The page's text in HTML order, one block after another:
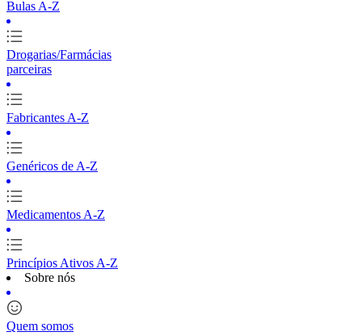
Bulas A-Z
Drogarias/Farmácias
parceiras
Fabricantes A-Z
Genéricos de A-Z
Medicamentos A-Z
Princípios Ativos A-Z
Sobre nós
Quem somos